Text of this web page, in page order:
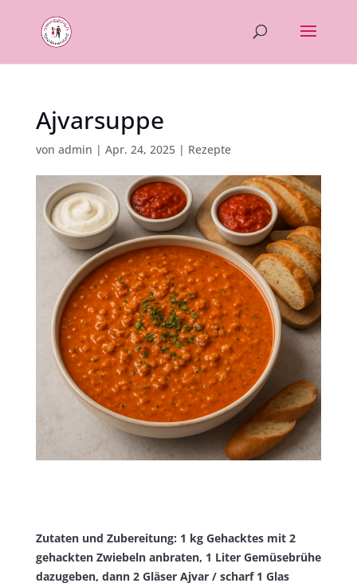
Ajvarsuppe
von admin | Apr. 24, 2025| Rezepte
Zutaten und Zubereitung: 1 kg Gehacktes mit 2
gehackten Zwiebeln anbraten, 1 Liter Gemüsebrühe
dazugeben, dann 2 Gläser Ajvar / scharf 1 Glas